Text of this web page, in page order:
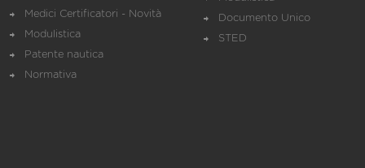
Medici Certificatori - Novità
Modulistica
Patente nautica
Normativa
Documento Unico
STED